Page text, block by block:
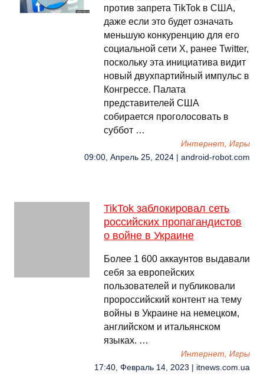
против запрета TikTok в США,
даже если это будет означать
меньшую конкуренцию для его
социальной сети X, ранее Twitter,
поскольку эта инициатива видит
новый двухпартийный импульс в
Конгрессе. Палата
представителей США
собирается проголосовать в
суббот …
Интернет, Игры
09:00, Апрель 25, 2024 | android-robot.com
TikTok заблокировал сеть
российских пропагандистов
о войне в Украине
Более 1 600 аккаунтов выдавали
себя за европейских
пользователей и публиковали
пророссийский контент на тему
войны в Украине на немецком,
английском и итальянском
языках. …
Интернет, Игры
17:40, Февраль 14, 2023 | itnews.com.ua